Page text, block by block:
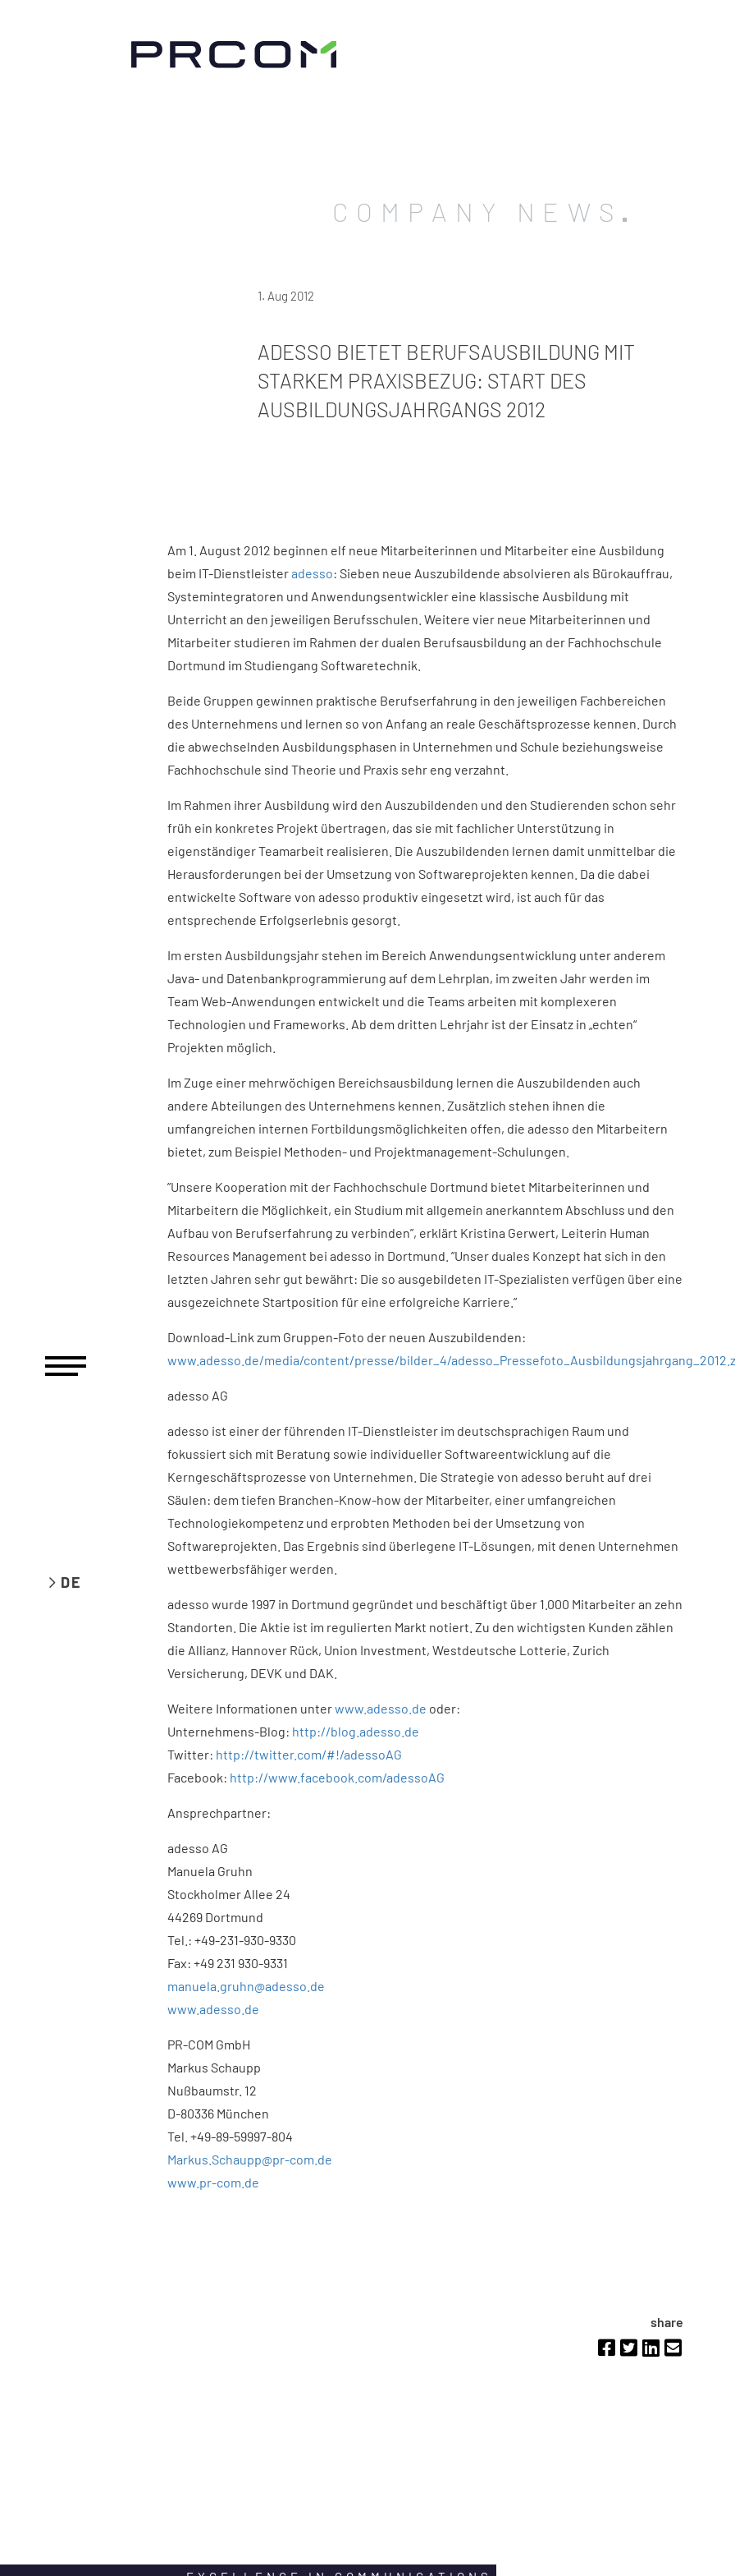
DE
COMPANY NEWS
1. Aug 2012
ADESSO BIETET BERUFSAUSBILDUNG MIT
STARKEM PRAXISBEZUG: START DES
AUSBILDUNGSJAHRGANGS 2012
Am 1. August 2012 beginnen elf neue Mitarbeiterinnen und Mitarbeiter eine Ausbildung
beim IT-Dienstleisteradesso: Sieben neue Auszubildende absolvieren als Bürokauffrau,
Systemintegratoren und Anwendungsentwickler eine klassische Ausbildung mit
Unterricht an den jeweiligen Berufsschulen. Weitere vier neue Mitarbeiterinnen und
Mitarbeiter studieren im Rahmen der dualen Berufsausbildung an der Fachhochschule
Dortmund im Studiengang Softwaretechnik.
Beide Gruppen gewinnen praktische Berufserfahrung in den jeweiligen Fachbereichen
des Unternehmens und lernen so von Anfang an reale Geschäftsprozesse kennen. Durch
die abwechselnden Ausbildungsphasen in Unternehmen und Schule beziehungsweise
Fachhochschule sind Theorie und Praxis sehr eng verzahnt.
Im Rahmen ihrer Ausbildung wird den Auszubildenden und den Studierenden schon sehr
früh ein konkretes Projekt übertragen, das sie mit fachlicher Unterstützung in
eigenständiger Teamarbeit realisieren. Die Auszubildenden lernen damit unmittelbar die
Herausforderungen bei der Umsetzung von Softwareprojekten kennen. Da die dabei
entwickelte Software von adesso produktiv eingesetzt wird, ist auch für das
entsprechende Erfolgserlebnis gesorgt.
Im ersten Ausbildungsjahr stehen im Bereich Anwendungsentwicklung unter anderem
Java- und Datenbankprogrammierung auf dem Lehrplan, im zweiten Jahr werden im
Team Web-Anwendungen entwickelt und die Teams arbeiten mit komplexeren
Technologien und Frameworks. Ab dem dritten Lehrjahr ist der Einsatz in „echten“
Projekten möglich.
Im Zuge einer mehrwöchigen Bereichsausbildung lernen die Auszubildenden auch
andere Abteilungen des Unternehmens kennen. Zusätzlich stehen ihnen die
umfangreichen internen Fortbildungsmöglichkeiten offen, die adesso den Mitarbeitern
bietet, zum Beispiel Methoden- und Projektmanagement-Schulungen.
”Unsere Kooperation mit der Fachhochschule Dortmund bietet Mitarbeiterinnen und
Mitarbeitern die Möglichkeit, ein Studium mit allgemein anerkanntem Abschluss und den
Aufbau von Berufserfahrung zu verbinden”, erklärt Kristina Gerwert, Leiterin Human
Resources Management bei adesso in Dortmund. ”Unser duales Konzept hat sich in den
letzten Jahren sehr gut bewährt: Die so ausgebildeten IT-Spezialisten verfügen über eine
ausgezeichnete Startposition für eine erfolgreiche Karriere.”
Download-Link zum Gruppen-Foto der neuen Auszubildenden:
www.adesso.de/media/content/presse/bilder_4/
adesso AG
adesso ist einer der führenden IT-Dienstleister im deutschsprachigen Raum und
fokussiert sich mit Beratung sowie individueller Softwareentwicklung auf die
Kerngeschäftsprozesse von Unternehmen. Die Strategie von adesso beruht auf drei
Säulen: dem tiefen Branchen-Know-how der Mitarbeiter, einer umfangreichen
Technologiekompetenz und erprobten Methoden bei der Umsetzung von
Softwareprojekten. Das Ergebnis sind überlegene IT-Lösungen, mit denen Unternehmen
wettbewerbsfähiger werden.
adesso wurde 1997 in Dortmund gegründet und beschäftigt über 1.000 Mitarbeiter an zehn
Standorten. Die Aktie ist im regulierten Markt notiert. Zu den wichtigsten Kunden zählen
die Allianz, Hannover Rück, Union Investment, Westdeutsche Lotterie, Zurich
Versicherung, DEVK und DAK.
Weitere Informationen unterwww.adesso.de oder:
Unternehmens-Blog: http://blog.adesso.de
Twitter: http://twitter.com/#!/adessoAG
Facebook: http://www.facebook.com/adessoAG
Ansprechpartner:
adesso AG
Manuela Gruhn
Stockholmer Allee 24
44269 Dortmund
Tel.: +49-231-930-9330
Fax: +49 231 930-9331
manuela.gruhn@adesso.de
www.adesso.de
PR-COM GmbH
Markus Schaupp
Nußbaumstr. 12
D-80336 München
Tel. +49-89-59997-804
Markus.Schaupp@pr-com.de
www.pr-com.de
share